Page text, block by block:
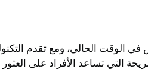
في الوقت الحالي، ومع تقدم
التي تساعد الأفراد